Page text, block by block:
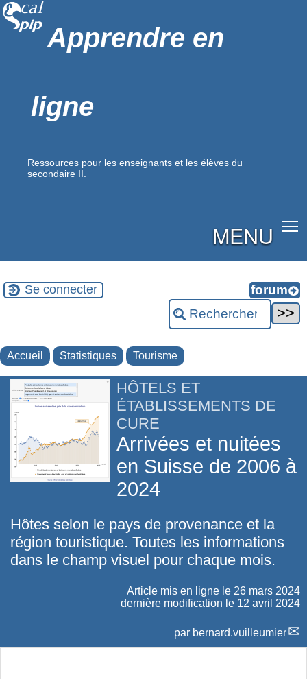
Apprendre en
ligne
Ressources pour les enseignants et les élèves du
secondaire II.
MENU
Se connecter
Accueil Statistiques Tourisme
HÔTELS ET
ÉTABLISSEMENTS DE
CURE
Arrivées et nuitées
en Suisse de 2006 à
2024
Hôtes selon le pays de provenance et la
région touristique. Toutes les informations
dans le champ visuel pour chaque mois.
Article mis en ligne le 26 mars 2024
dernière modification le 12 avril 2024
par bernard.vuilleumier